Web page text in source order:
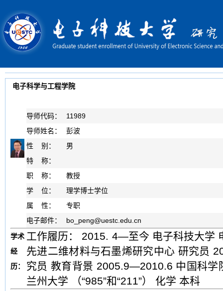
电子科学与工程学院
导师代码：
11989
导师姓名：
彭波
性 别：
男
特 称：
职 称：
教授
学 位：
理学博士学位
属 性：
专职
电子邮件：
bo_peng@uestc.edu.cn
学术
经
历：
工作履历： 2015. 4—至今 电子科技大学
先进二维材料与石墨烯研究中心 研究员
究员 教育背景 2005.9—2010.6 中国科
兰州大学 （“985”和“211”） 化学 本科